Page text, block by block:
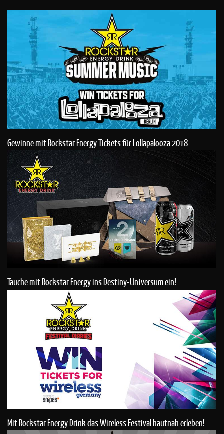
Gewinne mit Rockstar Energy Tickets für Lollapalooza 2018
Tauche mit Rockstar Energy ins Destiny-Universum ein!
Mit Rockstar Energy Drink das Wireless Festival hautnah erleben!